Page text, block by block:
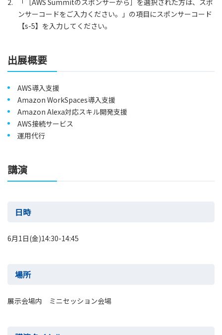
ンサーコードをご入力ください。」の項目にスポンサーコード
【s-5】を入力してください。
出展概要
AWS導入支援
Amazon WorkSpaces導入支援
Amazon Alexa対応スキル開発支援
AWS接続サービス
運用代行
講演
日時
6月1日(金)14:30-14:45
場所
展示会場内 ミニセッション会場